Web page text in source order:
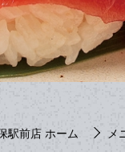
駅前店 ホーム メ